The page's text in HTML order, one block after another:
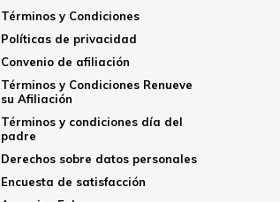
Términos y Condiciones
Políticas de privacidad
Convenio de afiliación
Términos y Condiciones Renueve
su Afiliación
Términos y condiciones día del
padre
Derechos sobre datos personales
Encuesta de satisfacción